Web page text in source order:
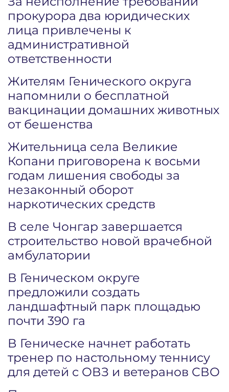
прокурора два юридических
лица привлечены к
административной
ответственности
Жителям Генического округа
напомнили о бесплатной
вакцинации домашних животных
от бешенства
Жительница села Великие
Копани приговорена к восьми
годам лишения свободы за
незаконный оборот
наркотических средств
В селе Чонгар завершается
строительство новой врачебной
амбулатории
В Геническом округе
предложили создать
ландшафтный парк площадью
почти 390 га
В Геническе начнет работать
тренер по настольному теннису
для детей с ОВЗ и ветеранов СВО